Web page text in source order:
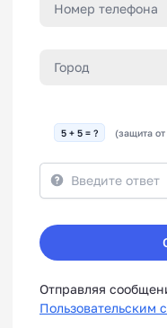
5 + 5 = ? (защита от
Отправляя
Пользовательским